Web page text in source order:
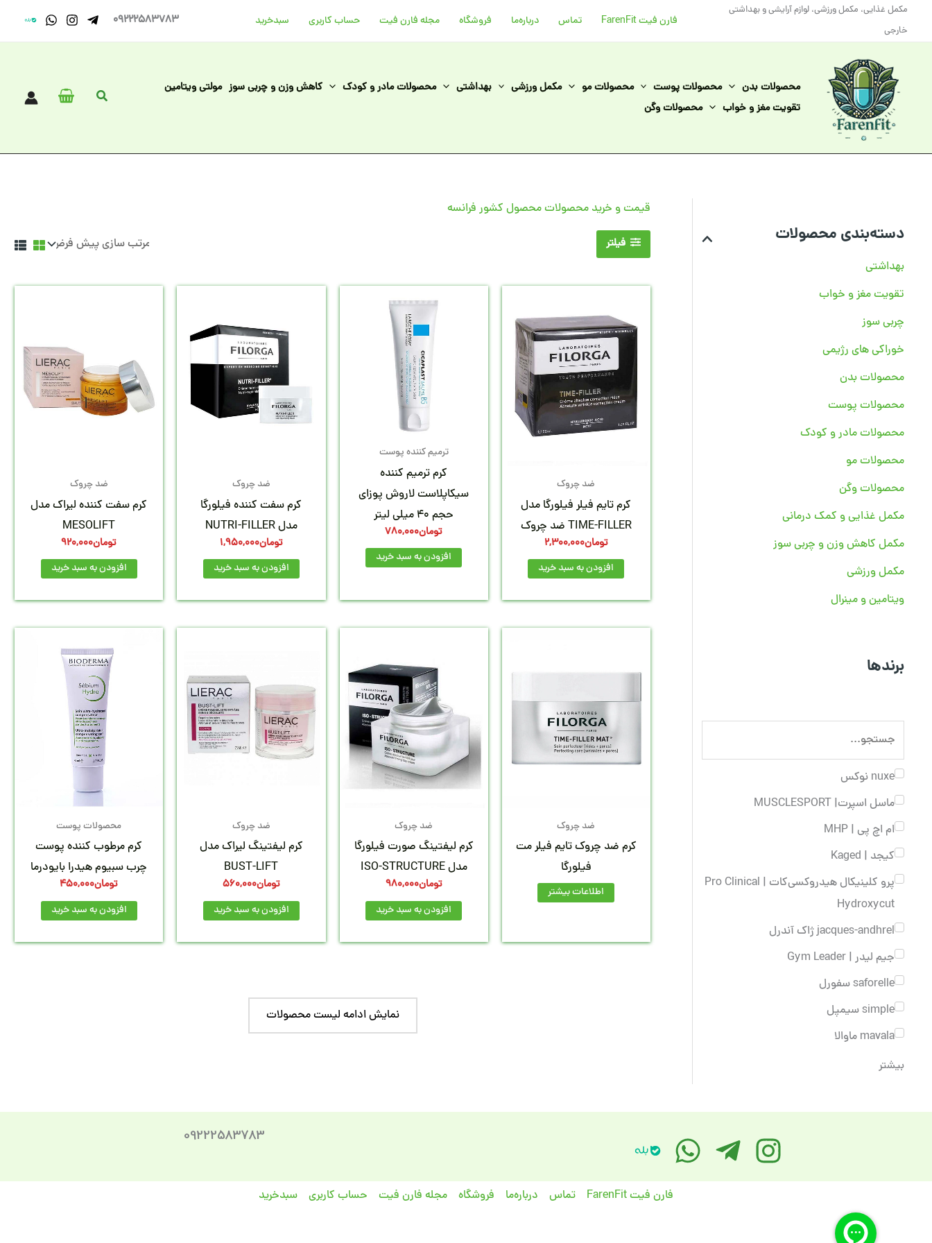
مکمل غذایی، مکمل ورزشی، لوازم آرایشی و بهداشتی
خارجی
فارن فیت FarenFit تماس درباره‌ما فروشگاه مجله فارن فیت حساب کاربری سبد‌خرید 09222583783
محصولات بدن محصولات پوست محصولات مو مکمل ورزشی بهداشتی محصولات مادر و کودک کاهش وزن و چربی سوز مولتی ویتامین
تقویت مغز و خواب
محصولات وگن
جستجو
دسته‌بندی محصولات
بهداشتی
تقویت مغز و خواب
چربی سوز
خوراکی های رژیمی
محصولات بدن
محصولات پوست
محصولات مادر و کودک
محصولات مو
محصولات وگن
مکمل غذایی و کمک درمانی
مکمل کاهش وزن و چربی سوز
مکمل ورزشی
ویتامین و مینرال
برندها
nuxe نوکس
ماسل اسپرت| MUSCLESPORT
ام اچ پی | MHP
کیجد | Kaged
پرو کلینیکال هیدروکسی‌کات | Pro Clinical
Hydroxycut
jacques-andhrel ژاک آندرل
جیم لیدر | Gym Leader
saforelle سفورل
simple سیمپل
mavala ماوالا
بیشتر
قیمت و خرید محصولات محصول کشور فرانسه
فیلتر
ضد چروک
کرم تایم فیلر فیلورگا مدل
TIME-FILLER ضد چروک
تومان2,300,000
افزودن به سبد خرید
ترمیم کننده پوست
کرم ترمیم کننده
سیکاپلاست لاروش پوزای
حجم 40 میلی لیتر
تومان780,000
افزودن به سبد خرید
ضد چروک
کرم سفت کننده فیلورگا
مدل NUTRI-FILLER
تومان1,950,000
افزودن به سبد خرید
ضد چروک
کرم سفت کننده لیراک مدل
MESOLIFT
تومان920,000
افزودن به سبد خرید
ضد چروک
کرم ضد چروک تایم فیلر مت
فیلورگا
اطلاعات بیشتر
ضد چروک
کرم لیفتینگ صورت فیلورگا
مدل ISO-STRUCTURE
تومان980,000
افزودن به سبد خرید
ضد چروک
کرم لیفتینگ لیراک مدل
BUST-LIFT
تومان560,000
افزودن به سبد خرید
محصولات پوست
کرم مرطوب کننده پوست
چرب سبیوم هیدرا بایودرما
تومان450,000
افزودن به سبد خرید
نمایش ادامه لیست محصولات
09222583783
فارن فیت FarenFit تماس درباره‌ما فروشگاه مجله فارن فیت حساب کاربری سبد‌خرید